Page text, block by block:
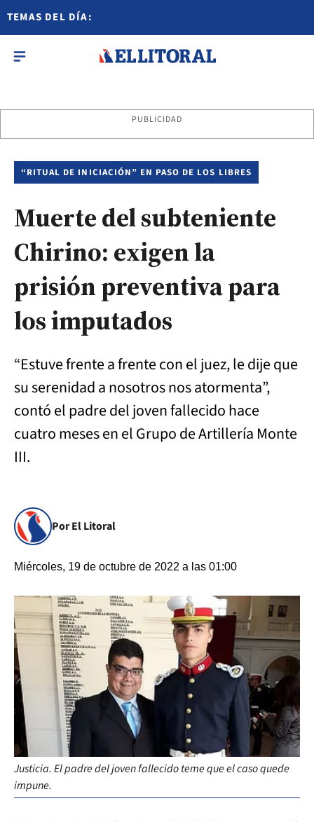
TEMAS DEL DÍA:
PUBLICIDAD
“RITUAL DE INICIACIÓN” EN PASO DE LOS LIBRES
Muerte del subteniente
Chirino: exigen la
prisión preventiva para
los imputados
“Estuve frente a frente con el juez, le dije que
su serenidad a nosotros nos atormenta”,
contó el padre del joven fallecido hace
cuatro meses en el Grupo de Artillería Monte
III.
Por El Litoral
Miércoles, 19 de octubre de 2022 a las 01:00
Justicia. El padre del joven fallecido teme que el caso quede
impune.